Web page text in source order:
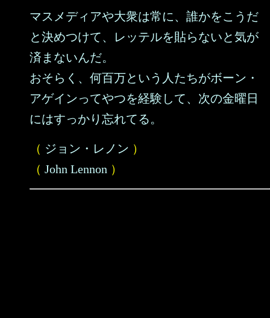
マスメディアや大衆は常に、誰かをこうだ
と決めつけて、レッテルを貼らないと気が
済まないんだ。
おそらく、何百万という人たちがボーン・
アゲインってやつを経験して、次の金曜日
にはすっかり忘れてる。
（ ジョン・レノン ）
（ John Lennon ）